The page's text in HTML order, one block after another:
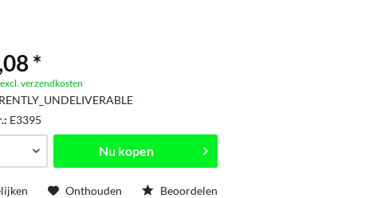
*
excl. verzendkosten
E3395
Nu kopen
Onthouden Beoordelen